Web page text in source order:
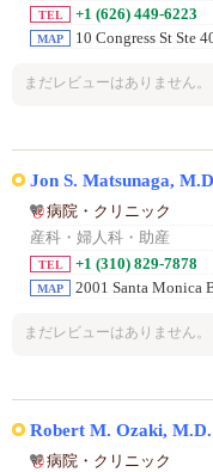
TEL +1 (626) 449-6223
MAP 10 Congress St Ste
まだレビューはありません。
Jon S. Matsunaga,
病院・クリニック
産科・婦人科・助産
TEL +1 (310) 829-7878
MAP 2001 Santa Monica
まだレビューはありません。
Robert M. Ozaki, M.D.
病院・クリニック